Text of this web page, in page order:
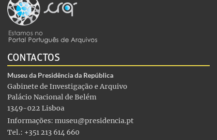
CONTACTOS
Museu da Presidência da República
Gabinete de Investigação e Arquivo
Palácio Nacional de Belém
1349-022 Lisboa
Informações: museu@presidencia.pt
Tel.: +351 213 614 660